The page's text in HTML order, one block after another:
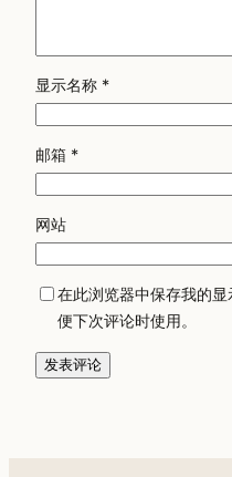
显示名称 *
邮箱 *
网站
在此浏览器中保存我的
便下次评论时使用。